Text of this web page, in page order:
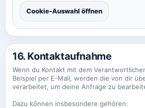
Cookie-Auswahl öffnen
16. Kontaktaufnahme
Wenn du Kontakt mit dem
Beispiel per E-Mail, werden die von dir
verarbeitet, um deine Anfrage zu
Dazu können insbesondere gehören: